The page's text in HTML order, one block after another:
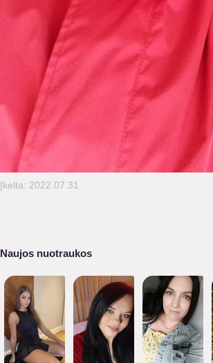
Įkelta: 2022.07.31
Naujos nuotraukos